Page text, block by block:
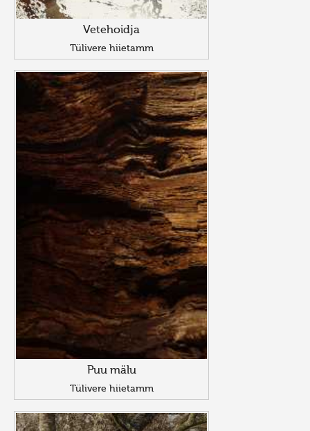
Vetehoidja
Tülivere hiietamm
Puu mälu
Tülivere hiietamm